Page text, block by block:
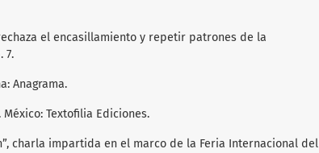
el encasillamiento y repetir patrones de la
7.
Anagrama.
México: Textofilia Ediciones.
charla impartida en el marco de la Feria Internacional del